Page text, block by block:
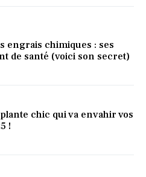
engrais chimiques : ses
de santé (voici son secret)
chic qui va envahir vos
!